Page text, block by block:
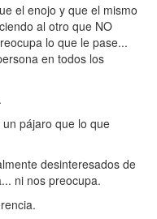
el enojo y que el mismo
al otro que NO
lo que le pase...
en todos los
pájaro que lo que
desinteresados de
ni nos preocupa.